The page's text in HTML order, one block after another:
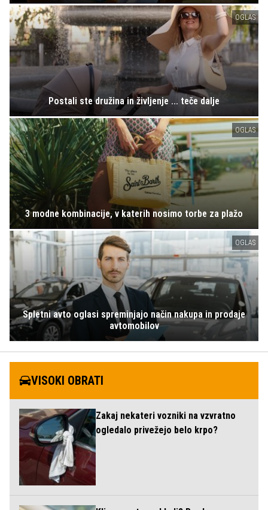
OGLAS
Postali ste družina in življenje ... teče dalje
OGLAS
3 modne kombinacije, v katerih nosimo torbe za plažo
OGLAS
Spletni avto oglasi spreminjajo način nakupa in prodaje
avtomobilov
VISOKI OBRATI
Zakaj nekateri vozniki na vzvratno
ogledalo privežejo belo krpo?